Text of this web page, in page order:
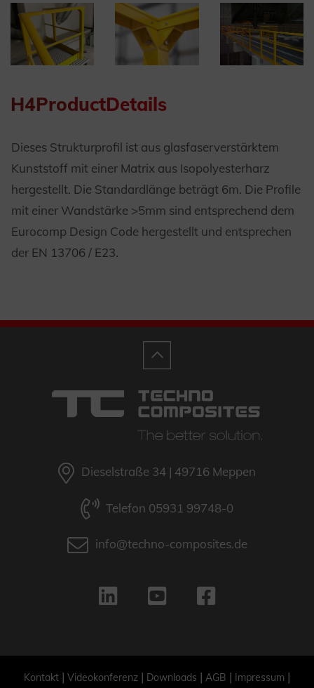
H4ProductDetails
Dieses Strukturprofil ist aus glasfaserverstärktem
Kunststoff mit einer Matrix aus Isopolyesterharz
hergestellt. Die Standardlänge beträgt 6m. Die Profile
mit einer Wandstärke >5mm sind entsprechend dem
Eurocomp Design Code hergestellt und entsprechen
der EN 13706 / E23.
Dieselstraße 34 | 49716 Meppen
Telefon 05931 99748-0
info@techno-composites.de
Kontakt | Videokonferenz | Downloads | AGB | Impressum |